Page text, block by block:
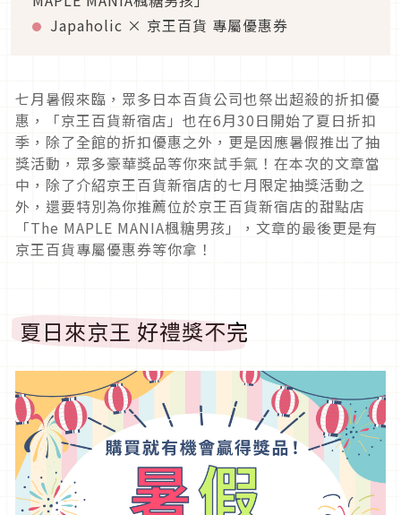
Japaholic × 京王百貨 專屬優惠券
七月暑假來臨，眾多日本百貨公司也祭出超殺的折扣優
惠，「京王百貨新宿店」也在6月30日開始了夏日折扣
季，除了全館的折扣優惠之外，更是因應暑假推出了抽
獎活動，眾多豪華獎品等你來試手氣！在本次的文章當
中，除了介紹京王百貨新宿店的七月限定抽獎活動之
外，還要特別為你推薦位於京王百貨新宿店的甜點店
「The MAPLE MANIA楓糖男孩」，文章的最後更是有
京王百貨專屬優惠券等你拿！
夏日來京王 好禮獎不完